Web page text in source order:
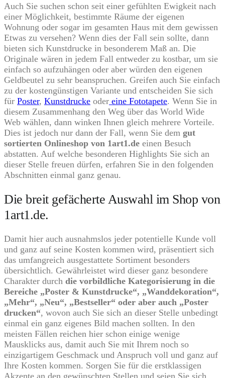
Auch Sie suchen schon seit einer gefühlten Ewigkeit nach
einer Möglichkeit, bestimmte Räume der eigenen
Wohnung oder sogar im gesamten Haus mit dem gewissen
Etwas zu versehen? Wenn dies der Fall sein sollte, dann
bieten sich Kunstdrucke in besonderem Maß an. Die
Originale wären in jedem Fall entweder zu kostbar, um sie
einfach so aufzuhängen oder aber würden den eigenen
Geldbeutel zu sehr beanspruchen. Greifen auch Sie einfach
zu der kostengünstigen Variante und entscheiden Sie sich
für Poster, Kunstdrucke oder eine Fototapete. Wenn Sie in
diesem Zusammenhang den Weg über das World Wide
Web wählen, dann winken Ihnen gleich mehrere Vorteile.
Dies ist jedoch nur dann der Fall, wenn Sie dem gut
sortierten Onlineshop von 1art1.de einen Besuch
abstatten. Auf welche besonderen Highlights Sie sich an
dieser Stelle freuen dürfen, erfahren Sie in den folgenden
Abschnitten einmal ganz genau.
Die breit gefächerte Auswahl im Shop von
1art1.de.
Damit hier auch ausnahmslos jeder potentielle Kunde voll
und ganz auf seine Kosten kommen wird, präsentiert sich
das umfangreich ausgestattete Sortiment besonders
übersichtlich. Gewährleistet wird dieser ganz besondere
Charakter durch die vorbildliche Kategorisierung in die
Bereiche „Poster & Kunstdrucke“, „Wanddekoration“,
„Mehr“, „Neu“, „Bestseller“ oder aber auch „Poster
drucken“, wovon auch Sie sich an dieser Stelle unbedingt
einmal ein ganz eigenes Bild machen sollten. In den
meisten Fällen reichen hier schon einige wenige
Mausklicks aus, damit auch Sie mit Ihrem noch so
einzigartigem Geschmack und Anspruch voll und ganz auf
Ihre Kosten kommen. Sorgen Sie für die erstklassigen
Akzente an den gewünschten Stellen und seien Sie sich